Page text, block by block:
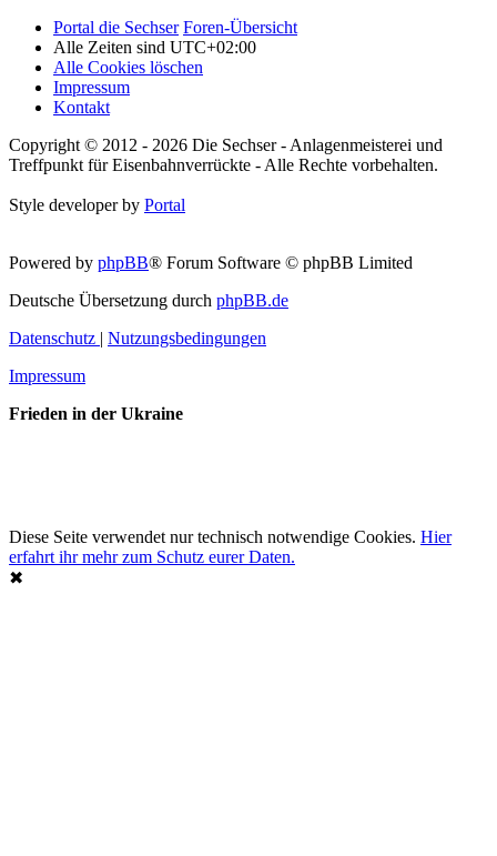
Portal die Sechser Foren-Übersicht
Alle Zeiten sind UTC+02:00
Alle Cookies löschen
Impressum
Kontakt
Copyright © 2012 - 2026 Die Sechser - Anlagenmeisterei und
Treffpunkt für Eisenbahnverrückte - Alle Rechte vorbehalten.
Style developer by Portal
Powered by phpBB® Forum Software © phpBB Limited
Deutsche Übersetzung durch phpBB.de
Datenschutz | Nutzungsbedingungen
Impressum
Frieden in der Ukraine
Diese Seite verwendet nur technisch notwendige Cookies. Hier
erfahrt ihr mehr zum Schutz eurer Daten.
✖